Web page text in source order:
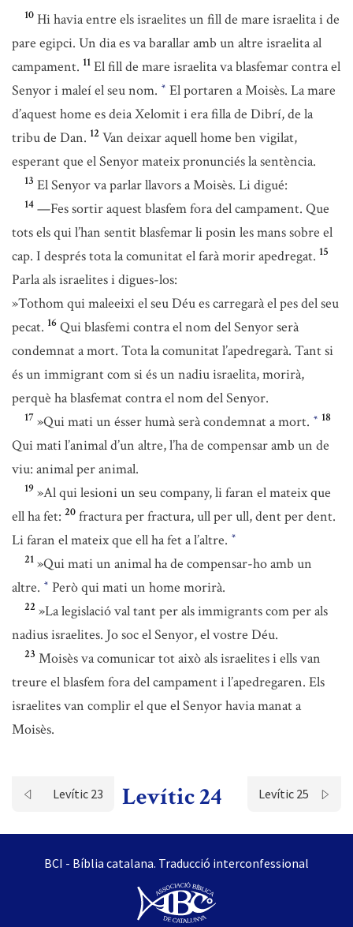
10 Hi havia entre els israelites un fill de mare israelita i de
pare egipci. Un dia es va barallar amb un altre israelita al
campament. 11 El fill de mare israelita va blasfemar contra el
Senyor i maleí el seu nom. * El portaren a Moisès. La mare
d’aquest home es deia Xelomit i era filla de Dibrí, de la
tribu de Dan. 12 Van deixar aquell home ben vigilat,
esperant que el Senyor mateix pronunciés la sentència.
13 El Senyor va parlar llavors a Moisès. Li digué:
14 —Fes sortir aquest blasfem fora del campament. Que
tots els qui l’han sentit blasfemar li posin les mans sobre el
cap. I després tota la comunitat el farà morir apedregat. 15
Parla als israelites i digues-los:
»Tothom qui maleeixi el seu Déu es carregarà el pes del seu
pecat. 16 Qui blasfemi contra el nom del Senyor serà
condemnat a mort. Tota la comunitat l’apedregarà. Tant si
és un immigrant com si és un nadiu israelita, morirà,
perquè ha blasfemat contra el nom del Senyor.
17 »Qui mati un ésser humà serà condemnat a mort. * 18
Qui mati l’animal d’un altre, l’ha de compensar amb un de
viu: animal per animal.
19 »Al qui lesioni un seu company, li faran el mateix que
ell ha fet: 20 fractura per fractura, ull per ull, dent per dent.
Li faran el mateix que ell ha fet a l’altre. *
21 »Qui mati un animal ha de compensar-ho amb un
altre. * Però qui mati un home morirà.
22 »La legislació val tant per als immigrants com per als
nadius israelites. Jo soc el Senyor, el vostre Déu.
23 Moisès va comunicar tot això als israelites i ells van
treure el blasfem fora del campament i l’apedregaren. Els
israelites van complir el que el Senyor havia manat a
Moisès.
Levític 23 Levític 24 Levític 25
BCI - Bíblia catalana. Traducció interconfessional